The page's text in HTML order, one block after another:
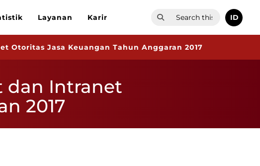
Layanan Karir ID
Otoritas Jasa Keuangan Tahun Anggaran 2017
dan Intranet
2017